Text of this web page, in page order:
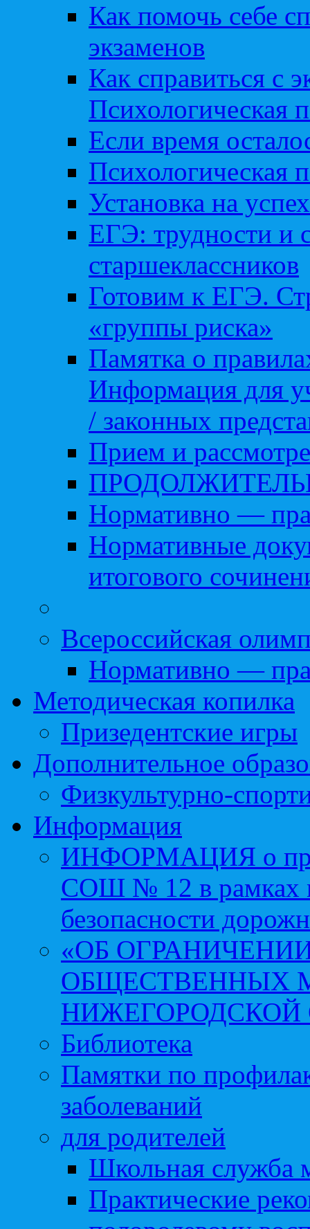
Как помочь себе
экзаменов
Как справиться с
Психологическая
Если время
Психологическая
Установка на успех
ЕГЭ: трудности и
старшеклассников
Готовим к ЕГЭ.
«группы риска»
Памятка о
Информация для
/ законных
Прием и
Нормативно —
Нормативные
итогового
Всероссийская
Нормативно —
Методическая копилка
Призедентские игры
Дополнительное
Физкультурно-
Информация
ИНФОРМАЦИЯ о
СОШ № 12 в рамках
безопасности
«ОБ
ОБЩЕСТВЕННЫХ
НИЖЕГОРОДСКОЙ
Библиотека
Памятки по
заболеваний
для родителей
Школьная служба
Практические